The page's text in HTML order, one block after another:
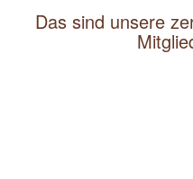
Das sind unsere